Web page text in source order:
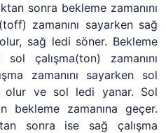
sonra bekleme zamanını
zamanını sayarken sağ
sağ ledi söner. Bekleme
çalışma(ton) zamanını
zamanını sayarken sol
olur ve sol ledi yanar. Sol
bekleme zamanına geçer.
sonra ise sağ çalışma